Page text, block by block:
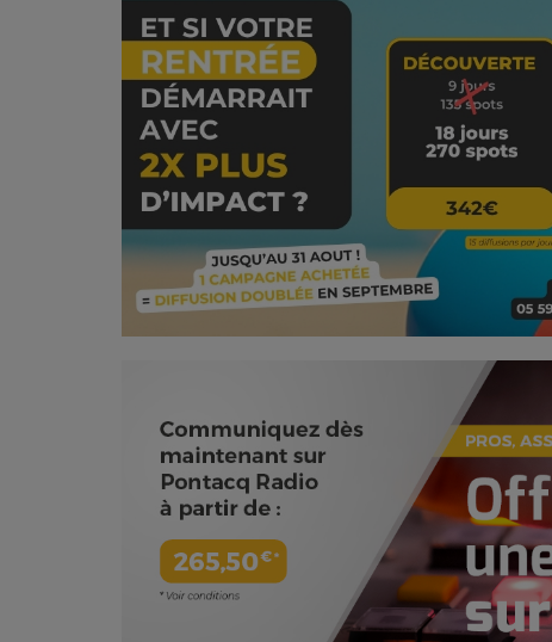
PODCASTS - SAISON 2026/2027
NOS PROGRAMMES COURTS
ARCHIVES - SAISONS PASSÉES
VOS ÉMISSIONS EN IMAGES
VOTRE PUBLICITÉ SUR PONTACQ RADIO
LOCATION DE STUDIOS
ÉDUCATION AUX MÉDIAS ET À
EN QUOI ÇA CONSISTE ?